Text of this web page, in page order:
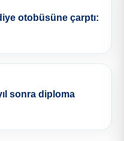
otobüsüne çarptı:
sonra diploma